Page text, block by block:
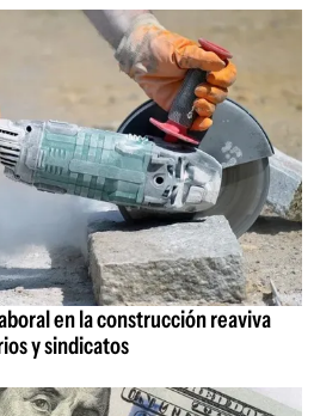
en la construcción reaviva
y sindicatos